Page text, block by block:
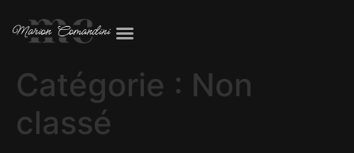
Catégorie : Non
classé